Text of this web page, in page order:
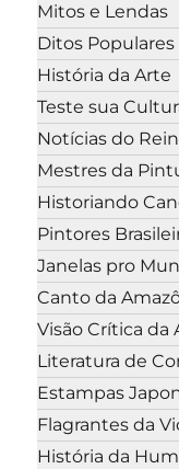
Mitos e Lendas
Ditos Populares
História da Arte
Teste sua
Notícias do
Mestres da
Historiando
Pintores
Janelas pro
Canto da
Visão Crítica da
Literatura de
Estampas
Flagrantes da
História da